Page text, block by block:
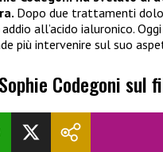
Dopo due trattamenti
all’acido ialuronico.
più intervenire sul suo
Codegoni sul
ha deciso di tornare a un
delGrande Fratello